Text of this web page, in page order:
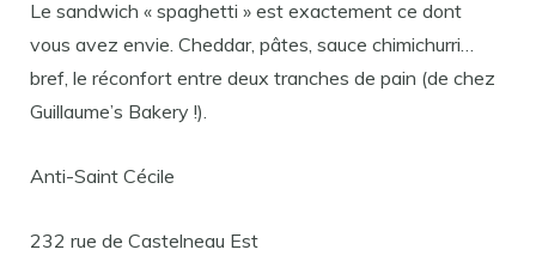
Le sandwich « spaghetti » est exactement ce dont
vous avez envie. Cheddar, pâtes, sauce chimichurri…
bref, le réconfort entre deux tranches de pain (de chez
Guillaume’s Bakery !).
Anti-Saint Cécile
232 rue de Castelneau Est